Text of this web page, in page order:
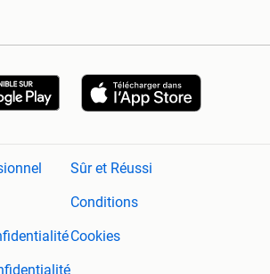
Sûr et Réussi
Conditions
Cookies